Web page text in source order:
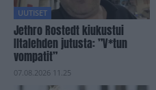
UUTISET
Jethro Rostedt kiukustui
Iltalehden jutusta: ”V*tun
vompatit”
07.08.2026 11.25